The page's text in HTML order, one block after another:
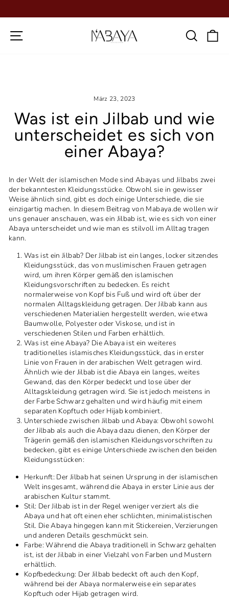
Pause
Diashow
Seitennavigation Suche
März 23, 2023
Was ist ein Jilbab und wie
unterscheidet es sich von
einer Abaya?
In der Welt der islamischen Mode sind Abayas und Jilbabs zwei
der bekanntesten Kleidungsstücke. Obwohl sie in gewisser
Weise ähnlich sind, gibt es doch einige Unterschiede, die sie
einzigartig machen. In diesem Beitrag von Mabaya.de wollen wir
uns genauer anschauen, was ein Jilbab ist, wie es sich von einer
Abaya unterscheidet und wie man es stilvoll im Alltag tragen
kann.
Was ist ein Jilbab? Der Jilbab ist ein langes, locker sitzendes
Kleidungsstück, das von muslimischen Frauen getragen
wird, um ihren Körper gemäß den islamischen
Kleidungsvorschriften zu bedecken. Es reicht
normalerweise von Kopf bis Fuß und wird oft über der
normalen Alltagskleidung getragen. Der Jilbab kann aus
verschiedenen Materialien hergestellt werden, wie etwa
Baumwolle, Polyester oder Viskose, und ist in
verschiedenen Stilen und Farben erhältlich.
Was ist eine Abaya? Die Abaya ist ein weiteres
traditionelles islamisches Kleidungsstück, das in erster
Linie von Frauen in der arabischen Welt getragen wird.
Ähnlich wie der Jilbab ist die Abaya ein langes, weites
Gewand, das den Körper bedeckt und lose über der
Alltagskleidung getragen wird. Sie ist jedoch meistens in
der Farbe Schwarz gehalten und wird häufig mit einem
separaten Kopftuch oder Hijab kombiniert.
Unterschiede zwischen Jilbab und Abaya: Obwohl sowohl
der Jilbab als auch die Abaya dazu dienen, den Körper der
Trägerin gemäß den islamischen Kleidungsvorschriften zu
bedecken, gibt es einige Unterschiede zwischen den beiden
Kleidungsstücken:
Herkunft: Der Jilbab hat seinen Ursprung in der islamischen
Welt insgesamt, während die Abaya in erster Linie aus der
arabischen Kultur stammt.
Stil: Der Jilbab ist in der Regel weniger verziert als die
Abaya und hat oft einen eher schlichten, minimalistischen
Stil. Die Abaya hingegen kann mit Stickereien, Verzierungen
und anderen Details geschmückt sein.
Farbe: Während die Abaya traditionell in Schwarz gehalten
ist, ist der Jilbab in einer Vielzahl von Farben und Mustern
erhältlich.
Kopfbedeckung: Der Jilbab bedeckt oft auch den Kopf,
während bei der Abaya normalerweise ein separates
Kopftuch oder Hijab getragen wird.